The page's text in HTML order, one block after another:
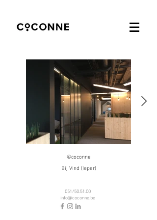
©coconne
Bij Vind (Ieper)
051/50.51.00
info@coconne.be